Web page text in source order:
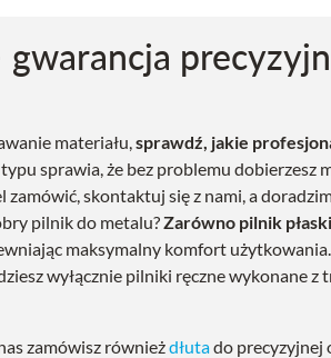
materiału,sprawdź, jakie
sprawia, że bez problemu dobierzesz
skontaktuj się z nami, a
pilnik do metalu?Zarówno pilnik
maksymalny komfort
wyłącznie pilniki ręczne wykonane z
zamówisz równieżdłutado precyzyjnej